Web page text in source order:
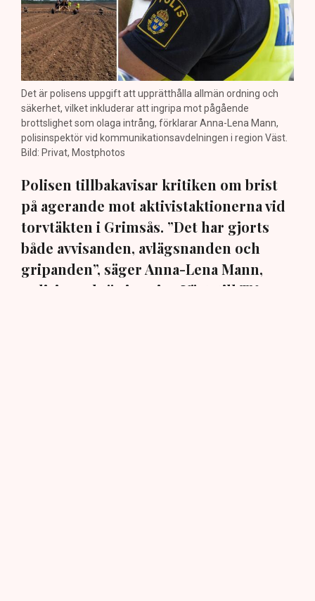
Det är polisens uppgift att upprätthålla allmän ordning och
säkerhet, vilket inkluderar att ingripa mot pågående
brottslighet som olaga intrång, förklarar Anna-Lena Mann,
polisinspektör vid kommunikationsavdelningen i region Väst.
Bild: Privat, Mostphotos
Polisen tillbakavisar kritiken om brist
på agerande mot aktivistaktionerna vid
torvtäkten i Grimsås. ”Det har gjorts
både avvisanden, avlägsnanden och
gripanden”, säger Anna-Lena Mann,
polisinspektör i region Väst, till TN.